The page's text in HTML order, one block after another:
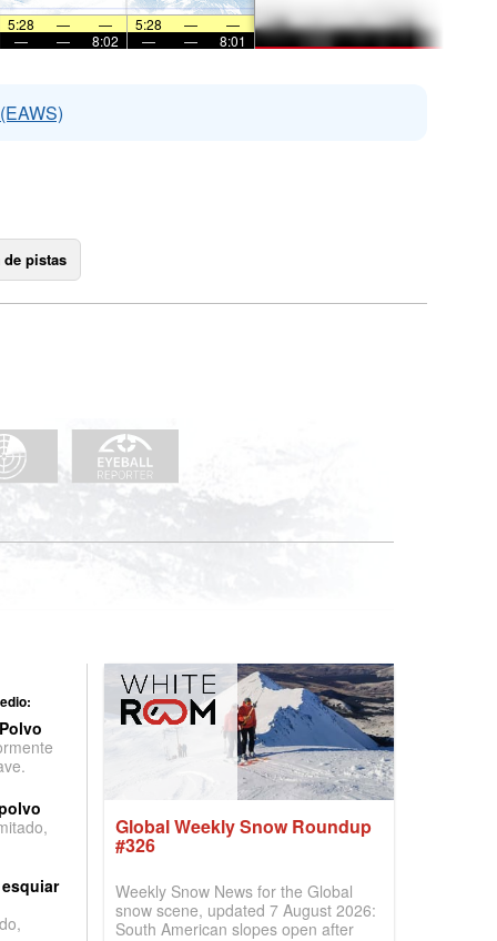
5:28 — — 5:28 —
—
— — 8:02 — — 8:01
de pistas
Global Weekly Snow Roundup
#326
Weekly Snow News for the Global
snow scene, updated 7 August 2026:
South American slopes open after